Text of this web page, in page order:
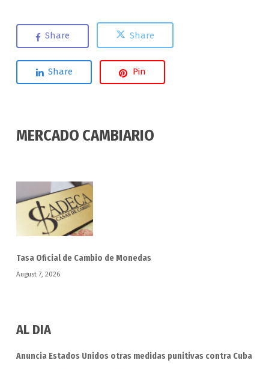
Share Share
Share Pin
MERCADO CAMBIARIO
Tasa Oficial de Cambio de Monedas
August 7, 2026
AL DIA
Anuncia Estados Unidos otras medidas punitivas contra Cuba